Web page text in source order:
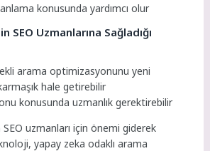
konusunda yardımcı olur
SEO Uzmanlarına Sağladığı
arama optimizasyonunu yeni
hale getirebilir
konusunda uzmanlık gerektirebilir
uzmanları için önemi giderek
yapay zeka odaklı arama